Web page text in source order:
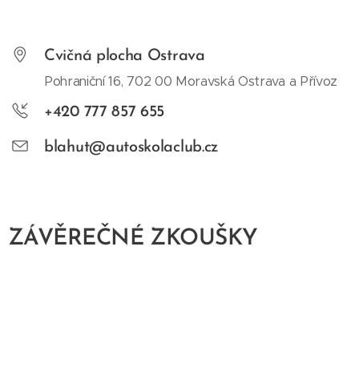
Cvičná plocha Ostrava
Pohraniční 16, 702 00 Moravská Ostrava a Přívoz
+420 777 857 655
blahut@autoskolaclub.cz
ZÁVĚREČNÉ ZKOUŠKY